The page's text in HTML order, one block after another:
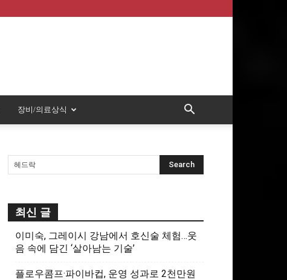
장비/의료상식
최신 글
이미숙, 그레이시 강남에서 호신술 체험…웃
음 속에 담긴 ‘살아남는 기술’
플로우콤프·파이바컵, 운영 성과로 2천만원